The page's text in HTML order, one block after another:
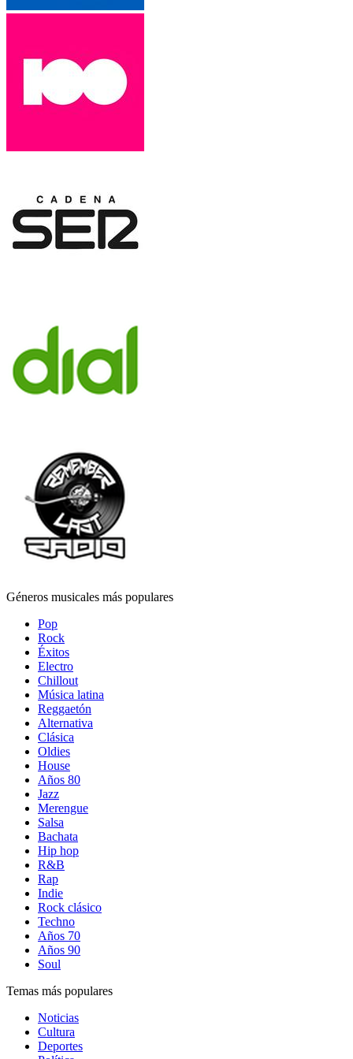
Géneros musicales más populares
Pop
Rock
Éxitos
Electro
Chillout
Música latina
Reggaetón
Alternativa
Clásica
Oldies
House
Años 80
Jazz
Merengue
Salsa
Bachata
Hip hop
R&B
Rap
Indie
Rock clásico
Techno
Años 70
Años 90
Soul
Temas más populares
Noticias
Cultura
Deportes